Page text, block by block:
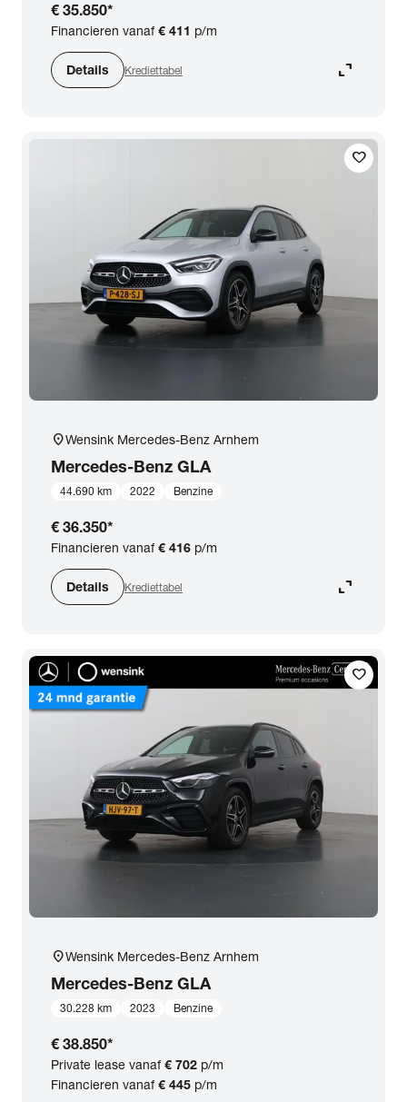
€ 35.850*
Financieren vanaf€ 411 p/m
Details Krediettabel expand_content
favorite
location_onWensink Mercedes-Benz Arnhem
Mercedes-Benz GLA
44.690 km 2022 Benzine
€ 36.350*
Financieren vanaf€ 416 p/m
Details Krediettabel expand_content
favorite
location_onWensink Mercedes-Benz Arnhem
Mercedes-Benz GLA
30.228 km 2023 Benzine
€ 38.850*
Private lease vanaf€ 702 p/m
Financieren vanaf€ 445 p/m